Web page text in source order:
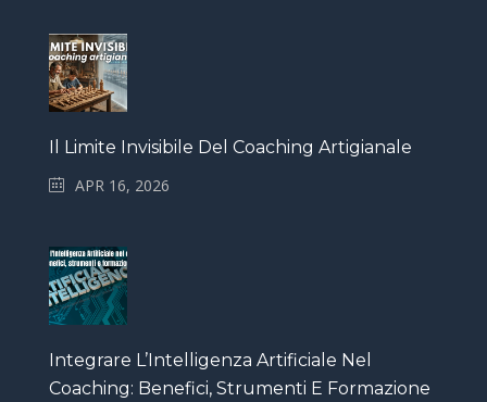
Il Limite Invisibile Del Coaching Artigianale
APR 16, 2026
Integrare L’Intelligenza Artificiale Nel
Coaching: Benefici, Strumenti E Formazione